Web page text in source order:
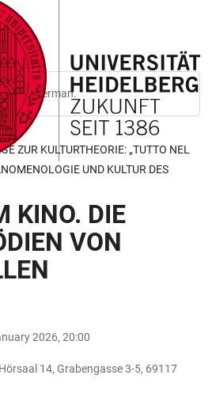
in German.
ZUR KULTURTHEORIE: „TUTTO NEL
UND KULTUR DES
KINO. DIE
VON
2026, 20:00
14, Grabengasse 3-5, 69117